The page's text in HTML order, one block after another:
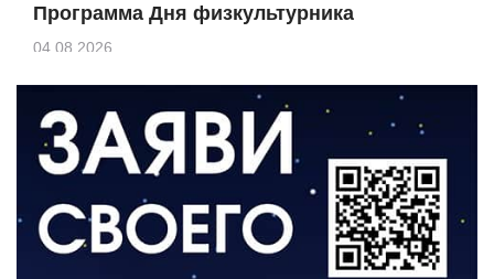
Программа Дня физкультурника
04.08.2026
ЗЕМЛЯКИ
«Мы радовались, так как видели
результат своего труда»
О ЧЕМ ПИСАЛА ГАЗЕТА